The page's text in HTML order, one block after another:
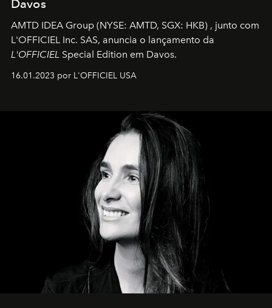
Davos
AMTD IDEA Group (NYSE: AMTD, SGX: HKB) , junto com
L'OFFICIEL Inc. SAS, anuncia o lançamento da
L'OFFICIEL Special Edition em Davos.
16.01.2023 por L'OFFICIEL USA